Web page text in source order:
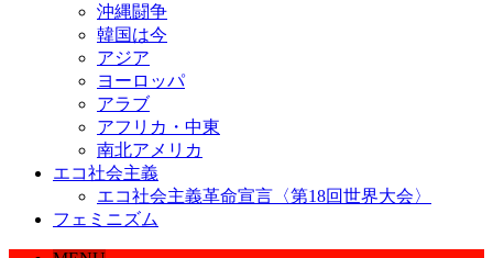
沖縄闘争
韓国は今
アジア
ヨーロッパ
アラブ
アフリカ・中東
南北アメリカ
エコ社会主義
エコ社会主義革命宣言〈第18回世界大会〉
フェミニズム